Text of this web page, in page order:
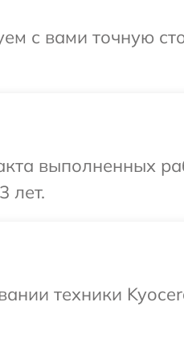
с вами точную
выполненных
лет.
техники